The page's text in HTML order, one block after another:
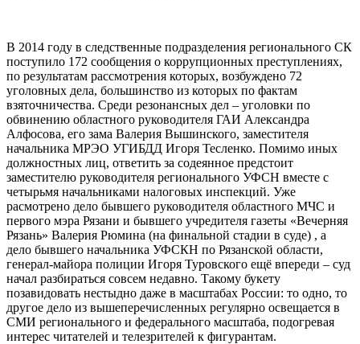
В 2014 году в следственные подразделения регионального СК
поступило 172 сообщения о коррупционных преступлениях,
по результатам рассмотрения которых, возбуждено 72
уголовных дела, большинство из которых по фактам
взяточничества. Среди резонансных дел – уголовки по
обвинению областного руководителя ГАИ Александра
Алфосова, его зама Валерия Вышинского, заместителя
начальника МРЭО УГИБДД Игоря Тесленко. Помимо иных
должностных лиц, ответить за содеянное предстоит
заместителю руководителя регионального УФСН вместе с
четырьмя начальниками налоговых инспекций. Уже
расмотрено дело бывшего руководителя областного МЧС и
первого мэра Рязани и бывшего учредителя газеты «Вечерняя
Рязань» Валерия Рюмина (на финальной стадии в суде) , а
дело бывшего начальника УФСКН по Рязанской области,
генерал-майора полиции Игоря Туровского ещё впереди – суд
начал разбираться совсем недавно. Такому букету
позавидовать нестыдно даже в масштабах России: то одно, то
другое дело из вышеперечисленных регулярно освещается в
СМИ регионального и федерального масштаба, подогревая
интерес читателей и телезрителей к фигурантам.